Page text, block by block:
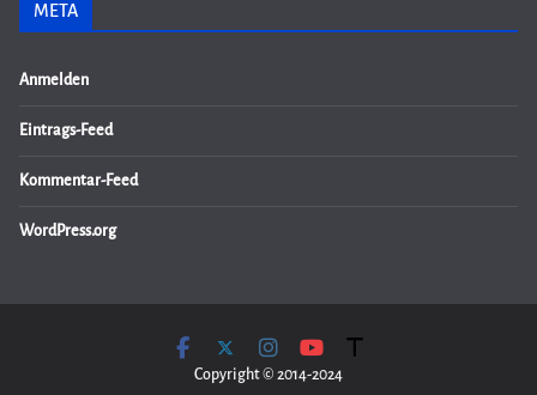
META
Anmelden
Eintrags-Feed
Kommentar-Feed
WordPress.org
Copyright © 2014-2024